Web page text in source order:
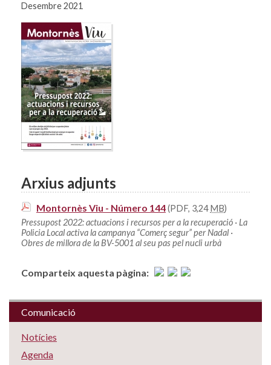
Desembre 2021
Arxius adjunts
Montornès Viu - Número 144(PDF, 3,24MB)
Pressupost 2022: actuacions i recursos per a la recuperació · La
Policia Local activa la campanya “Comerç segur” per Nadal ·
Obres de millora de la BV-5001 al seu pas pel nucli urbà
Comparteix aquesta pàgina:
Comunicació
Notícies
Agenda